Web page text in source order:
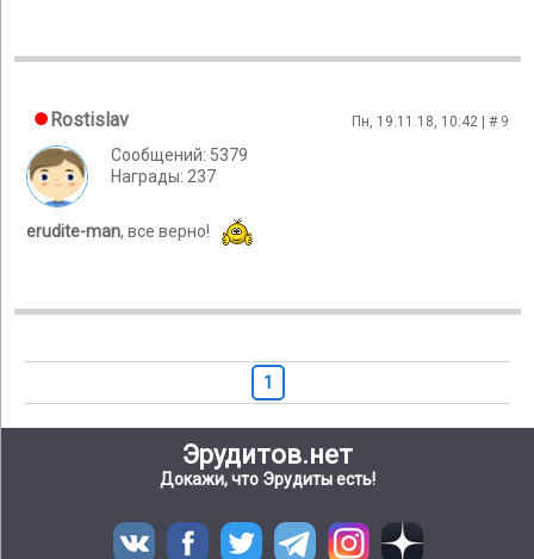
Rostislav Пн, 19.11.18, 10:42 | # 9
Сообщений: 5379
Награды: 237
erudite-man, все верно!
1
Эрудитов.нет
Докажи, что Эрудиты есть!